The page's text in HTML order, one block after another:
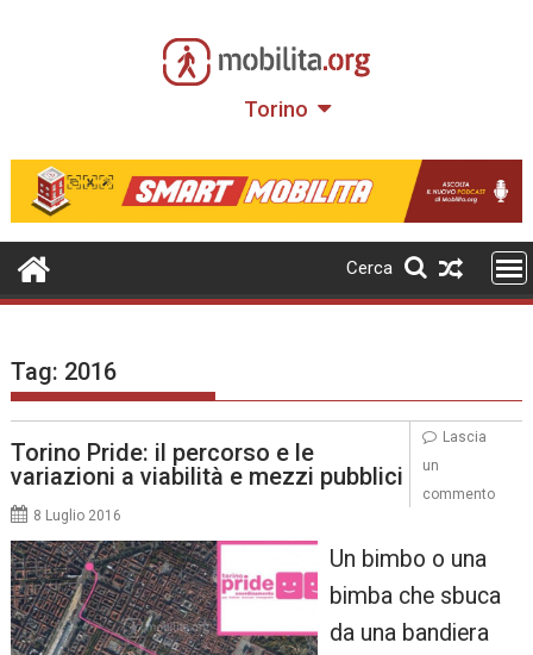
Torino
Cerca
Tag: 2016
Torino Pride: il percorso e le
variazioni a viabilità e mezzi pubblici
8 Luglio 2016
Un bimbo o una
bimba che sbuca
da una bandiera
Lascia
un
commento